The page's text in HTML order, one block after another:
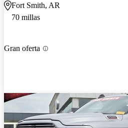
Fort Smith, AR
70 millas
Gran oferta